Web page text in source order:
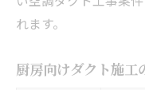
れます。
厨房向けダクト施工